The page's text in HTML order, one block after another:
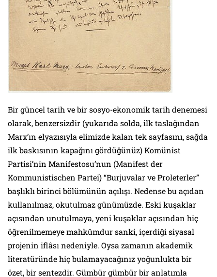
Bir güncel tarih ve bir sosyo-ekonomik tarih denemesi
olarak, benzersizdir (yukarıda solda, ilk taslağından
Marx’ın elyazısıyla elimizde kalan tek sayfasını, sağda
ilk baskısının kapağını gördüğünüz)Komünist
Partisi’nin Manifestosu’nun (Manifest der
Kommunistischen Partei) “Burjuvalar ve Proleterler”
başlıklı birinci bölümünün açılışı. Nedense bu açıdan
kullanılmaz, okutulmaz günümüzde. Eski kuşaklar
açısından unutulmaya, yeni kuşaklar açısından hiç
öğrenilmemeye mahkûmdur sanki, içerdiği siyasal
projenin iflâsı nedeniyle. Oysa zamanın akademik
literatüründe hiç bulamayacağınız yoğunlukta bir
özet, bir sentezdir. Gümbür gümbür bir anlatımla